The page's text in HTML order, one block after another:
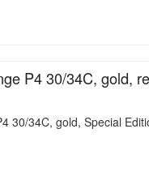
P4 30/34C, gold,
30/34C, gold, Special